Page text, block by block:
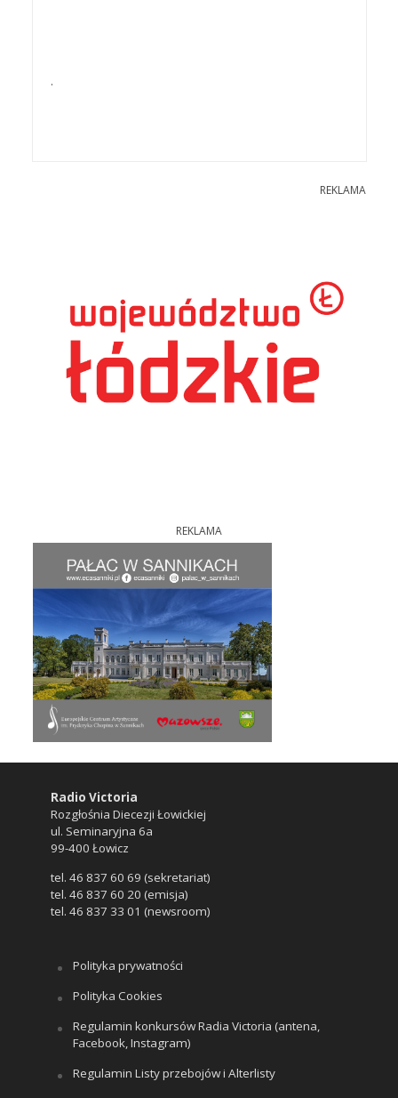
.
REKLAMA
REKLAMA
Radio Victoria
Rozgłośnia Diecezji Łowickiej
ul. Seminaryjna 6a
99-400 Łowicz
tel. 46 837 60 69 (sekretariat)
tel. 46 837 60 20 (emisja)
tel. 46 837 33 01 (newsroom)
Polityka prywatności
Polityka Cookies
Regulamin konkursów Radia Victoria (antena,
Facebook, Instagram)
Regulamin Listy przebojów i Alterlisty